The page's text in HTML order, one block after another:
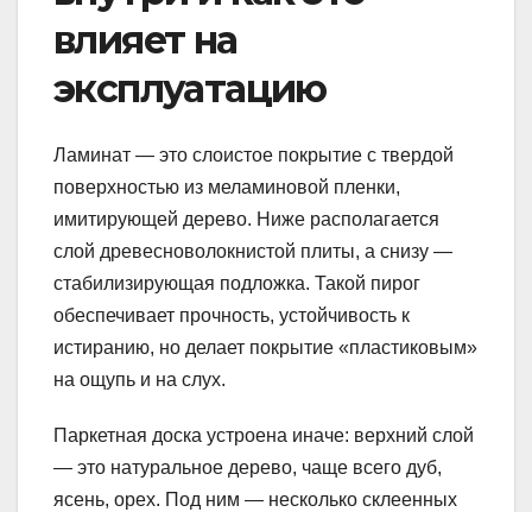
влияет на
эксплуатацию
Ламинат — это слоистое покрытие с твердой
поверхностью из меламиновой пленки,
имитирующей дерево. Ниже располагается
слой древесноволокнистой плиты, а снизу —
стабилизирующая подложка. Такой пирог
обеспечивает прочность, устойчивость к
истиранию, но делает покрытие «пластиковым»
на ощупь и на слух.
Паркетная доска устроена иначе: верхний слой
— это натуральное дерево, чаще всего дуб,
ясень, орех. Под ним — несколько склеенных